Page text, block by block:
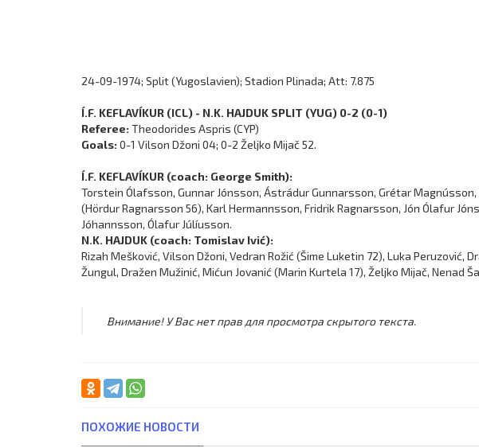
24-09-1974; Split (Yugoslavien); Stadion Plinada; Att: 7.875
Í.F. KEFLAVÍKUR (ICL) - N.K. HAJDUK SPLIT (YUG) 0-2 (0-1)
Referee: Theodorides Aspris (CYP)
Goals: 0-1 Vilson Džoni 04; 0-2 Željko Mijač 52.
Í.F. KEFLAVÍKUR (coach: George Smith):
Torstein Ólafsson, Gunnar Jónsson, Ástrádur Gunnarsson, Grétar
(Hördur Ragnarsson 56), Karl Hermannsson, Fridrik Ragnarsson, Jón Ólafur
Jóhannsson, Ólafur Júlíusson.
N.K. HAJDUK (coach: Tomislav Ivić):
Rizah Mešković, Vilson Džoni, Vedran Rožić (Šime Luketin 72), Luka Peruzović,
Žungul, Dražen Mužinić, Mićun Jovanić (Marin Kurtela 17), Željko Mijač, Nenad
Внимание! У Вас нет прав для просмотра скрытого текста.
ПОХОЖИЕ НОВОСТИ